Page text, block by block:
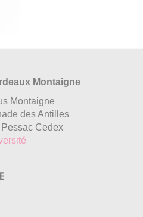
Montaigne
Montaigne
des Antilles
Cedex